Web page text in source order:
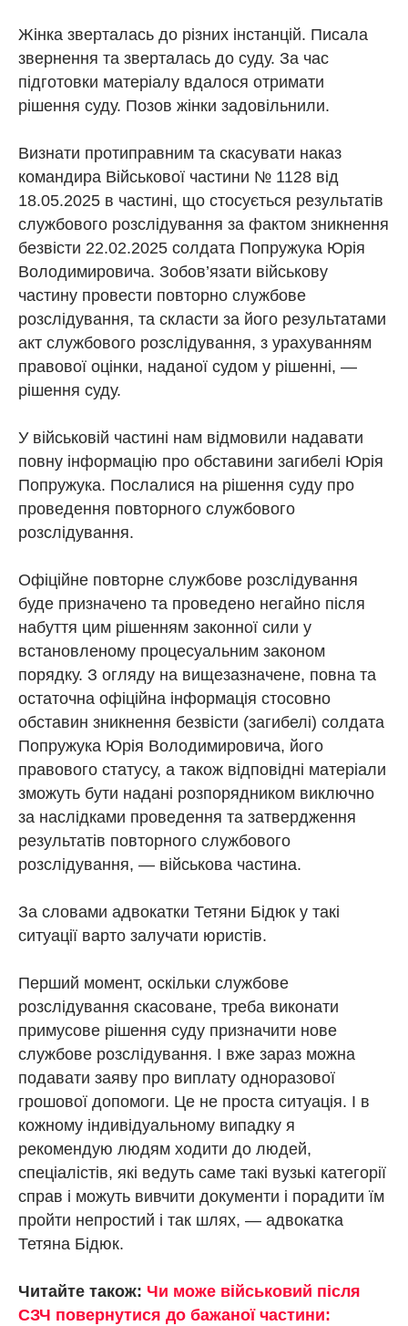
Жінка зверталась до різних інстанцій. Писала
звернення та зверталась до суду. За час
підготовки матеріалу вдалося отримати
рішення суду. Позов жінки задовільнили.
Визнати протиправним та скасувати наказ
командира Військової частини № 1128 від
18.05.2025 в частині, що стосується результатів
службового розслідування за фактом зникнення
безвісти 22.02.2025 солдата Попружука Юрія
Володимировича. Зобов’язати військову
частину провести повторно службове
розслідування, та скласти за його результатами
акт службового розслідування, з урахуванням
правової оцінки, наданої судом у рішенні, —
рішення суду.
У військовій частині нам відмовили надавати
повну інформацію про обставини загибелі Юрія
Попружука. Послалися на рішення суду про
проведення повторного службового
розслідування.
Офіційне повторне службове розслідування
буде призначено та проведено негайно після
набуття цим рішенням законної сили у
встановленому процесуальним законом
порядку. З огляду на вищезазначене, повна та
остаточна офіційна інформація стосовно
обставин зникнення безвісти (загибелі) солдата
Попружука Юрія Володимировича, його
правового статусу, а також відповідні матеріали
зможуть бути надані розпорядником виключно
за наслідками проведення та затвердження
результатів повторного службового
розслідування, — військова частина.
За словами адвокатки Тетяни Бідюк у такі
ситуації варто залучати юристів.
Перший момент, оскільки службове
розслідування скасоване, треба виконати
примусове рішення суду призначити нове
службове розслідування. І вже зараз можна
подавати заяву про виплату одноразової
грошової допомоги. Це не проста ситуація. І в
кожному індивідуальному випадку я
рекомендую людям ходити до людей,
спеціалістів, які ведуть саме такі вузькі категорії
справ і можуть вивчити документи і порадити їм
пройти непростий і так шлях, — адвокатка
Тетяна Бідюк.
Читайте також: Чи може військовий після
СЗЧ повернутися до бажаної частини: